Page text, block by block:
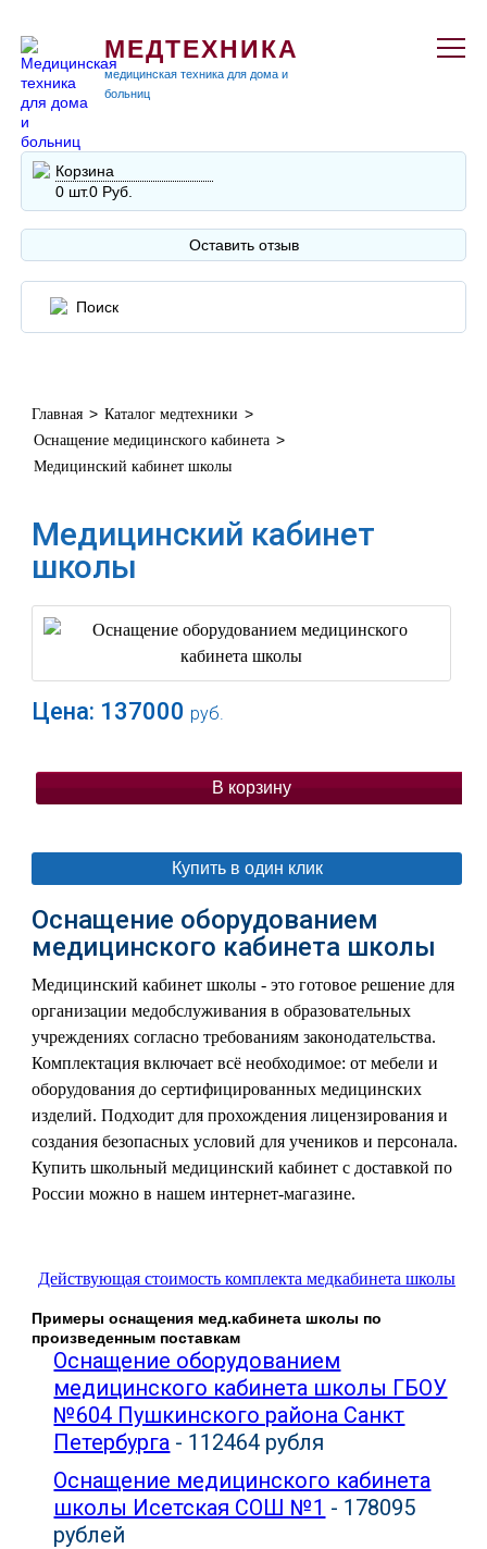
МЕДТЕХНИКА
медицинская техника для дома и
больниц
Корзина
0 шт.0 Руб.
Оставить отзыв
Главная > Каталог медтехники >
Оснащение медицинского кабинета >
Медицинский кабинет школы
Медицинский кабинет
школы
Цена: 137000 руб.
В корзину
Купить в один клик
Оснащение оборудованием
медицинского кабинета школы
Медицинский кабинет школы - это готовое решение для
организации медобслуживания в образовательных
учреждениях согласно требованиям законодательства.
Комплектация включает всё необходимое: от мебели и
оборудования до сертифицированных медицинских
изделий. Подходит для прохождения лицензирования и
создания безопасных условий для учеников и персонала.
Купить школьный медицинский кабинет с доставкой по
России можно в нашем интернет-магазине.
Действующая стоимость комплекта медкабинета школы
Примеры оснащения мед.кабинета школы по
произведенным поставкам
Оснащение оборудованием
медицинского кабинета школы ГБОУ
№604 Пушкинского района Санкт
Петербурга - 112464 рубля
Оснащение медицинского кабинета
школы Исетская СОШ №1 - 178095
рублей